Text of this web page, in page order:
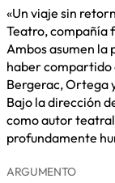
«Un viaje sin
Teatro, compañía
Ambos asumen
haber compartido
Bergerac, Ortega
Bajo la dirección
como autor
profundamente
ARGUMENTO